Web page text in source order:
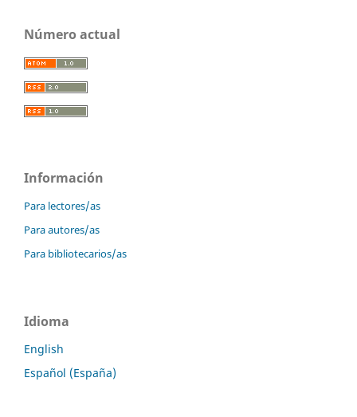
Número actual
Información
Para lectores/as
Para autores/as
Para bibliotecarios/as
Idioma
English
Español (España)